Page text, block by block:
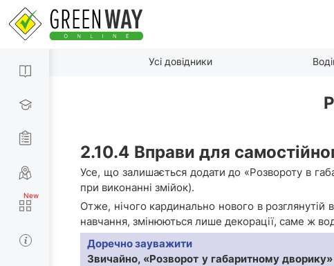
Усі довідники
2.10.4 Вправи для
Усе, що залишається додати до «Розвороту в
при виконанні змійок).
Отже, нічого кардинально нового в
навчання, змінюються лише декорації, саме ж
Доречно зауважити
Звичайно, «Розворот у габаритному